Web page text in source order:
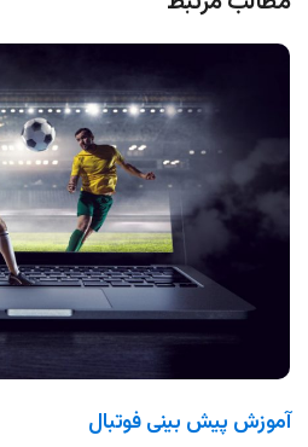
آموزش پیش بینی فوتبال